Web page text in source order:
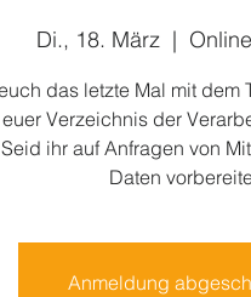
Di., 18. März
  |
das letzte Mal mit dem
Verzeichnis der
ihr auf Anfragen von
Daten
Anmeldung